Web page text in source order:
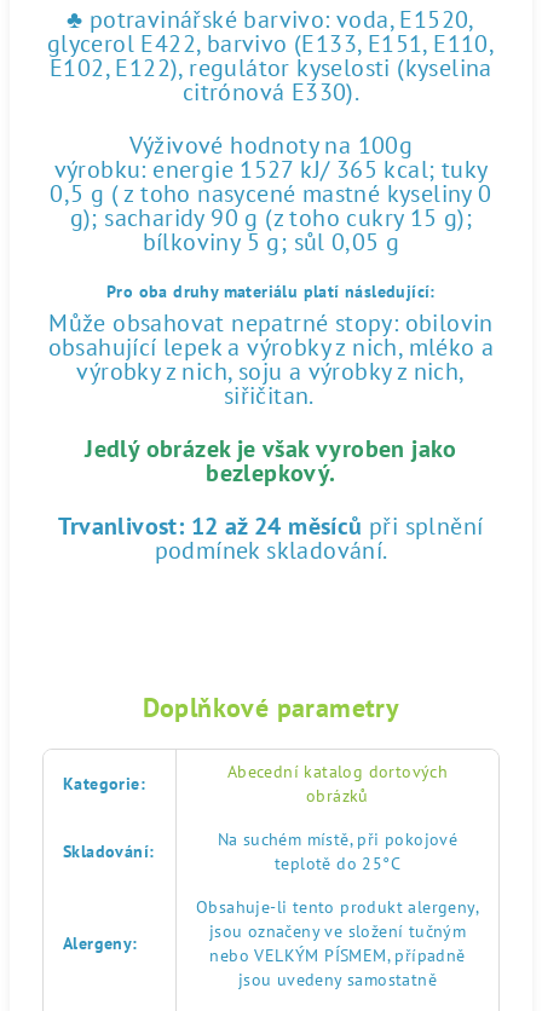
♣ potravinářské barvivo: voda, E1520,
glycerol E422, barvivo (E133, E151, E110,
E102, E122), regulátor kyselosti (kyselina
citrónová E330).
Výživové hodnoty na 100g
výrobku: energie 1527 kJ/ 365 kcal; tuky
0,5 g ( z toho nasycené mastné kyseliny 0
g); sacharidy 90 g (z toho cukry 15 g);
bílkoviny 5 g; sůl 0,05 g
Pro oba druhy materiálu platí následující:
Může obsahovat nepatrné stopy: obilovin
obsahující lepek a výrobky z nich, mléko a
výrobky z nich, soju a výrobky z nich,
siřičitan.
Jedlý obrázek je však vyroben jako
bezlepkový.
Trvanlivost: 12 až 24 měsíců při splnění
podmínek skladování.
Doplňkové parametry
Kategorie:
Abecední katalog dortových
obrázků
Skladování:
Na suchém místě, při pokojové
teplotě do 25°C
Alergeny:
Obsahuje-li tento produkt alergeny,
jsou označeny ve složení tučným
nebo VELKÝM PÍSMEM, případně
jsou uvedeny samostatně